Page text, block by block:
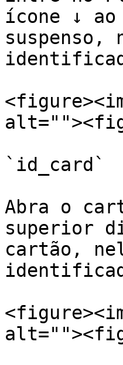
ícone ↓
`id_card`
Abra o
superior
cartão,